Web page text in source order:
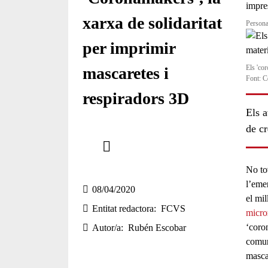
xarxa de solidaritat
per imprimir
mascaretes i
respiradors 3D
08/04/2020
Entitat redactora
FCVS
Autor/a
Rubén Escobar
Els
Font:
Els
de
No
el
‘